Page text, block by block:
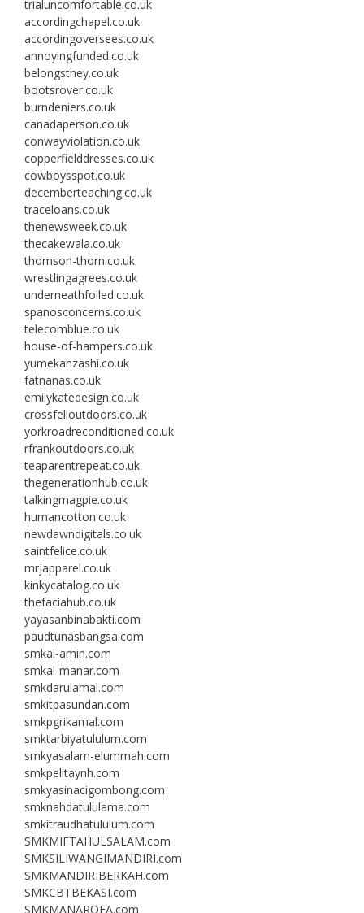
trialuncomfortable.co.uk
accordingchapel.co.uk
accordingoversees.co.uk
annoyingfunded.co.uk
belongsthey.co.uk
bootsrover.co.uk
burndeniers.co.uk
canadaperson.co.uk
conwayviolation.co.uk
copperfielddresses.co.uk
cowboysspot.co.uk
decemberteaching.co.uk
traceloans.co.uk
thenewsweek.co.uk
thecakewala.co.uk
thomson-thorn.co.uk
wrestlingagrees.co.uk
underneathfoiled.co.uk
spanosconcerns.co.uk
telecomblue.co.uk
house-of-hampers.co.uk
yumekanzashi.co.uk
fatnanas.co.uk
emilykatedesign.co.uk
crossfelloutdoors.co.uk
yorkroadreconditioned.co.uk
rfrankoutdoors.co.uk
teaparentrepeat.co.uk
thegenerationhub.co.uk
talkingmagpie.co.uk
humancotton.co.uk
newdawndigitals.co.uk
saintfelice.co.uk
mrjapparel.co.uk
kinkycatalog.co.uk
thefaciahub.co.uk
yayasanbinabakti.com
paudtunasbangsa.com
smkal-amin.com
smkal-manar.com
smkdarulamal.com
smkitpasundan.com
smkpgrikamal.com
smktarbiyatululum.com
smkyasalam-elummah.com
smkpelitaynh.com
smkyasinacigombong.com
smknahdatululama.com
smkitraudhatululum.com
SMKMIFTAHULSALAM.com
SMKSILIWANGIMANDIRI.com
SMKMANDIRIBERKAH.com
SMKCBTBEKASI.com
SMKMANAROFA.com